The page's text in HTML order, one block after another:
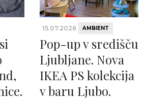
15.07.2026 AMBIENT
Pop-up v središču
Ljubljane. Nova
IKEA PS kolekcija
v baru Ljubo.